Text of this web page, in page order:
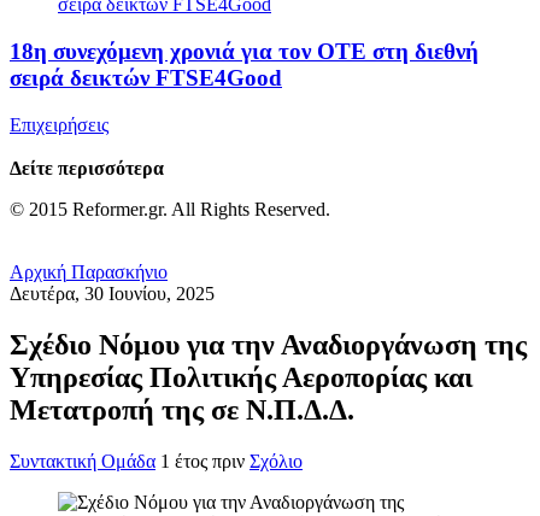
18η συνεχόμενη χρονιά για τον ΟΤΕ στη διεθνή
σειρά δεικτών FTSE4Good
Επιχειρήσεις
Δείτε περισσότερα
© 2015 Reformer.gr. All Rights Reserved.
Αρχική Παρασκήνιο
Δευτέρα, 30 Ιουνίου, 2025
Σχέδιο Νόμου για την Αναδιοργάνωση της
Υπηρεσίας Πολιτικής Αεροπορίας και
Μετατροπή της σε Ν.Π.Δ.Δ.
Συντακτική Ομάδα 1 έτος πριν Σχόλιο